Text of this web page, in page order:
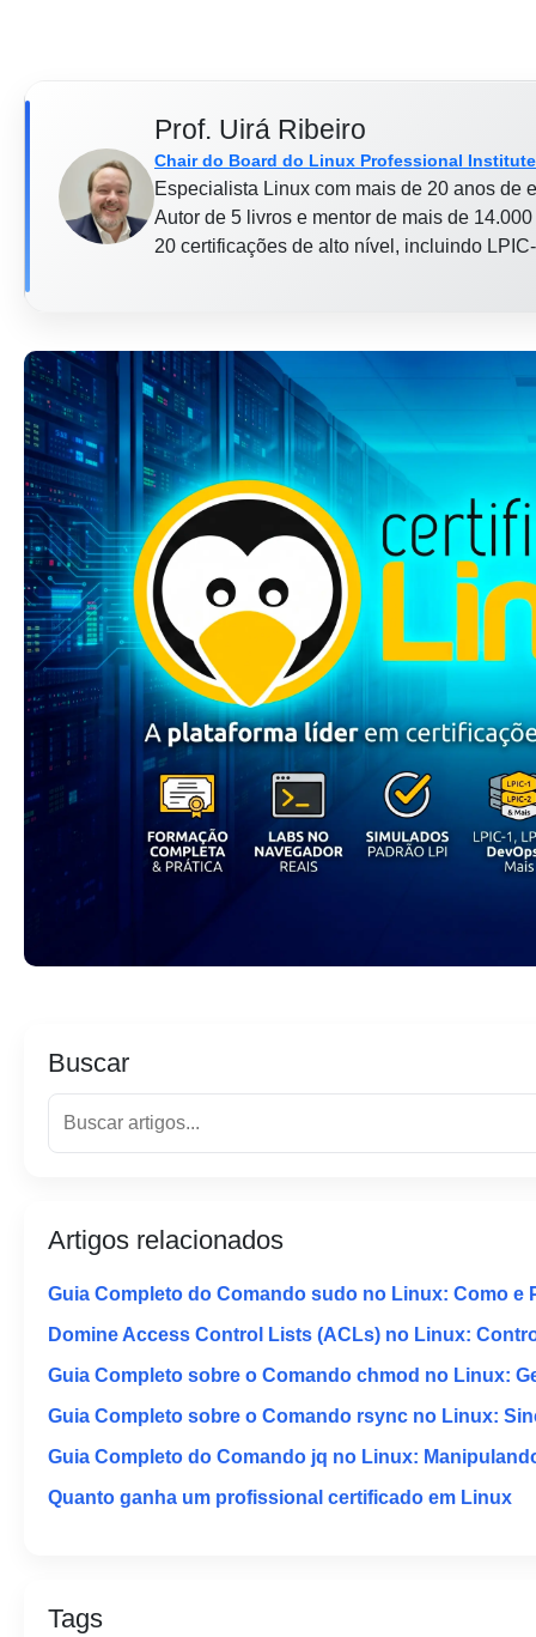
Prof. Uirá Ribeiro
Chair do Board do Linux Professional Institute
Especialista Linux com mais de 20 anos de
Autor de 5 livros e mentor de mais de
20 certificações de alto nível, incluindo
Buscar
Artigos relacionados
Guia Completo do Comando sudo no Linux: Como e
Domine Access Control Lists (ACLs) no Linux:
Guia Completo sobre o Comando chmod no Linux:
Guia Completo sobre o Comando rsync no Linux:
Guia Completo do Comando jq no Linux:
Quanto ganha um profissional certificado em Linux
Tags